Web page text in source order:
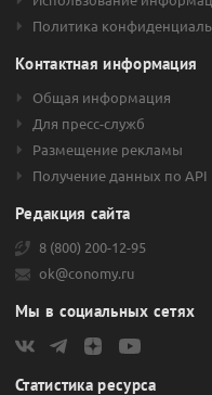
Политика
Контактная информация
Общая информация
Для пресс-служб
Размещение рекламы
Получение данных по API
Редакция сайта
8 (800) 200-12-95
ok@conomy.ru
Мы в социальных сетях
Статистика ресурса